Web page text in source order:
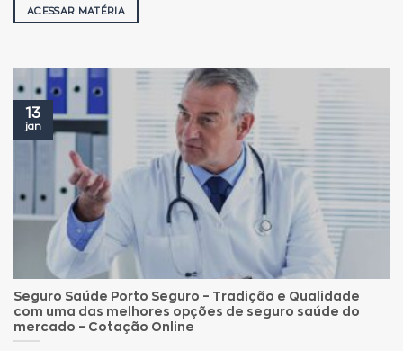
ACESSAR MATÉRIA
Seguro Saúde Porto Seguro – Tradição e Qualidade
com uma das melhores opções de seguro saúde do
mercado – Cotação Online
13
jan